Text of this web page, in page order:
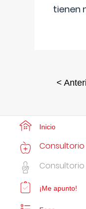
tienen
<
Inicio
¡Me apunto!